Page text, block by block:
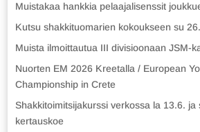
Muistakaa hankkia pelaajalisenssit
Kutsu shakkituomarien kokoukseen su
Muista ilmoittautua III divisioonaan JSM-
Nuorten EM 2026 Kreetalla / European
Championship in Crete
Shakkitoimitsijakurssi verkossa la 13.6. ja
kertauskoe